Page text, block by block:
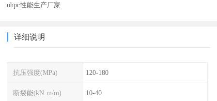
uhpc性能生产厂家
详细说明
抗压强度(MPa) 120-180
断裂能(kN·m/m) 10-40